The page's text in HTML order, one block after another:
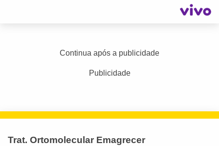
Continua após a publicidade
Publicidade
Trat. Ortomolecular Emagrecer